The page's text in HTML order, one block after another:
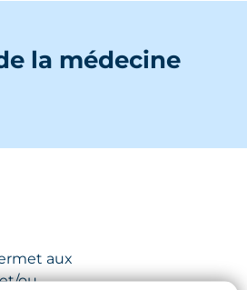
la médecine
aux
ou